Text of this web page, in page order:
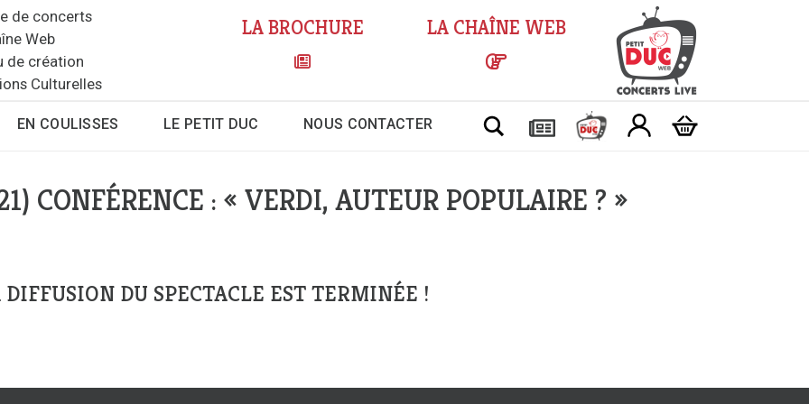
de concerts
Web
de création
Culturelles
LA BROCHURE LA CHAÎNE WEB
EN COULISSES LE PETIT DUC NOUS CONTACTER Chercher
CONFÉRENCE : « VERDI, AUTEUR POPULAIRE ? »
DU SPECTACLE EST TERMINÉE !